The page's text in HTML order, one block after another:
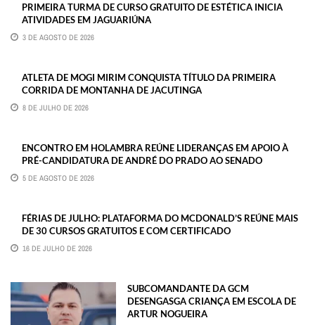
PRIMEIRA TURMA DE CURSO GRATUITO DE ESTÉTICA INICIA
ATIVIDADES EM JAGUARIÚNA
3 DE AGOSTO DE 2026
ATLETA DE MOGI MIRIM CONQUISTA TÍTULO DA PRIMEIRA
CORRIDA DE MONTANHA DE JACUTINGA
8 DE JULHO DE 2026
ENCONTRO EM HOLAMBRA REÚNE LIDERANÇAS EM APOIO À
PRÉ-CANDIDATURA DE ANDRÉ DO PRADO AO SENADO
5 DE AGOSTO DE 2026
FÉRIAS DE JULHO: PLATAFORMA DO MCDONALD’S REÚNE MAIS
DE 30 CURSOS GRATUITOS E COM CERTIFICADO
16 DE JULHO DE 2026
SUBCOMANDANTE DA GCM
DESENGASGA CRIANÇA EM ESCOLA DE
ARTUR NOGUEIRA